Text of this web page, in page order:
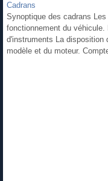
Cadrans
Synoptique des cadrans
fonctionnement du
d'instruments La disposition
modèle et du moteur.